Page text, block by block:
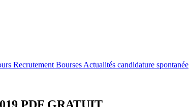
Recrutement Bourses Actualités candidature spontanée